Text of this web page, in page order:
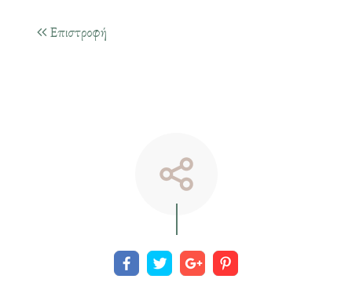
Επιστροφή